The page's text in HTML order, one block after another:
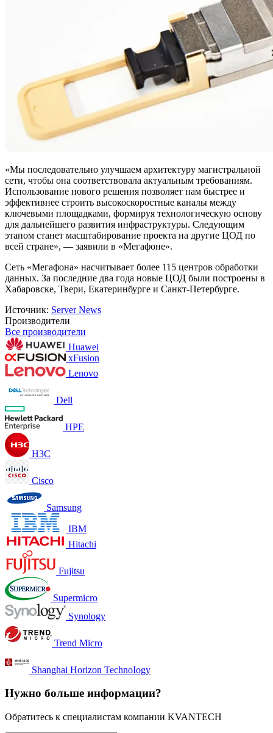
«Мы последовательно улучшаем архитектуру магистральной
сети, чтобы она соответствовала актуальным требованиям.
Использование нового решения позволяет нам быстрее и
эффективнее строить высокоскоростные каналы между
ключевыми площадками, формируя технологическую основу
для дальнейшего развития инфраструктуры. Следующим
этапом станет масштабирование проекта на другие ЦОД по
всей стране», — заявили в «Мегафоне».
Сеть «Мегафона» насчитывает более 115 центров обработки
данных. За последние два года новые ЦОД были построены в
Хабаровске, Твери, Екатеринбурге и Санкт‑Петербурге.
Источник: Server News
Производители
Все производители
Huawei
xFusion
Lenovo
Dell
HPE
H3C
Cisco
Samsung
IBM
Hitachi
Fujitsu
Supermicro
Synology
Trend Micro
Shanghai Horizon TechnoIogy
Нужно больше информации?
Обратитесь к специалистам компании KVANTECH